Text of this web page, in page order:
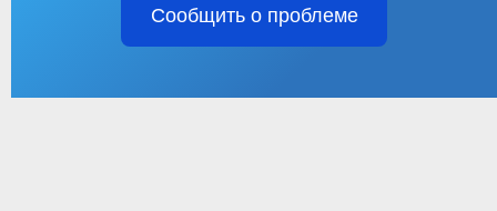
Сообщить о проблеме